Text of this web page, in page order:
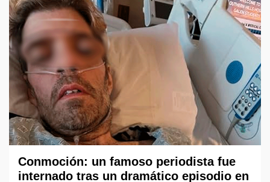
Conmoción: un famoso periodista fue
internado tras un dramático episodio en